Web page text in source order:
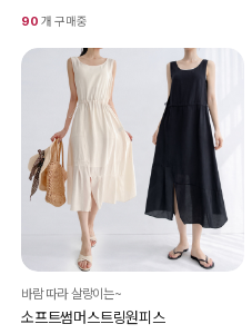
90 개 구매중
바람 따라 살랑이는~
소프트썸머스트링원피스